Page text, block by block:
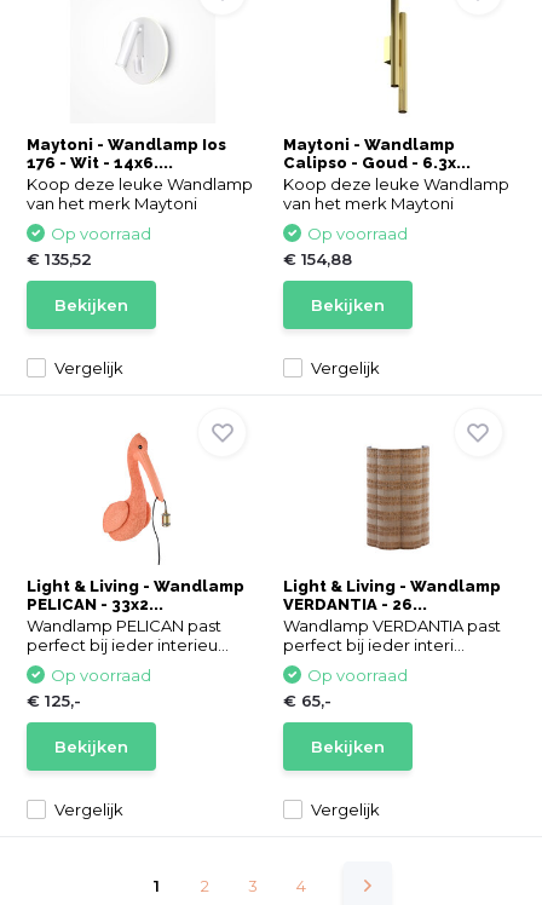
Maytoni - Wandlamp Ios
176 - Wit - 14x6....
Koop deze leuke Wandlamp
van het merk Maytoni
Vergelijk
Op voorraad
€ 135,52
Bekijken
Maytoni - Wandlamp
Calipso - Goud - 6.3x...
Koop deze leuke Wandlamp
van het merk Maytoni
Vergelijk
Op voorraad
€ 154,88
Bekijken
Light & Living - Wandlamp
PELICAN - 33x2...
Wandlamp PELICAN past
perfect bij ieder interieu...
Vergelijk
Op voorraad
€ 125,-
Bekijken
Light & Living - Wandlamp
VERDANTIA - 26...
Wandlamp VERDANTIA past
perfect bij ieder interi...
Vergelijk
Op voorraad
€ 65,-
Bekijken
1 2 3 4